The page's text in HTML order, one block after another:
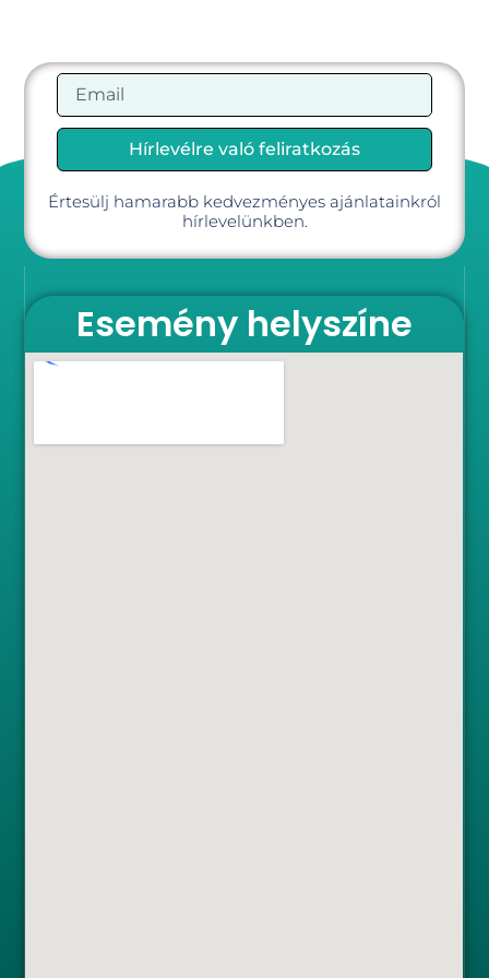
Hírlevélre való feliratkozás
Értesülj hamarabb kedvezményes ajánlatainkról
hírlevelünkben.
Esemény helyszíne